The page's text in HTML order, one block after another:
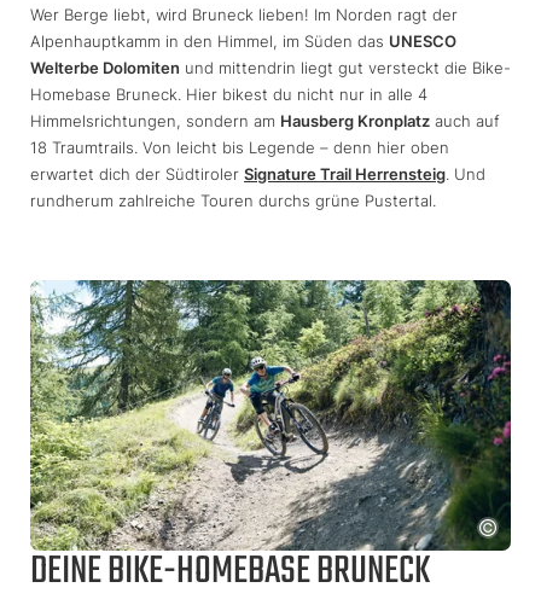
Wer Berge liebt, wird Bruneck lieben! Im Norden ragt der
Alpenhauptkamm in den Himmel, im Süden das UNESCO
Welterbe Dolomiten und mittendrin liegt gut versteckt die Bike-
Homebase Bruneck. Hier bikest du nicht nur in alle 4
Himmelsrichtungen, sondern am Hausberg Kronplatz auch auf
18 Traumtrails. Von leicht bis Legende – denn hier oben
erwartet dich der Südtiroler Signature Trail Herrensteig. Und
rundherum zahlreiche Touren durchs grüne Pustertal.
DEINE BIKE-HOMEBASE BRUNECK